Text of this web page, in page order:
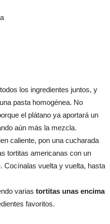
los ingredientes juntos, y
pasta homogénea. No
el plátano ya aportará un
aún más la mezcla.
caliente, pon una cucharada
tortitas americanas con un
Cocínalas vuelta y vuelta, hasta
varias tortitas unas encima
favoritos.